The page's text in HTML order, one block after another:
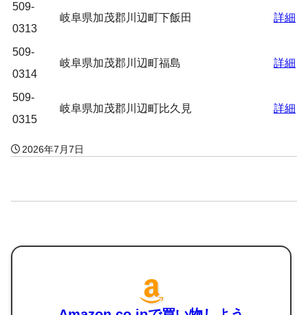
509-
0313
岐阜県加茂郡川辺町下飯田 詳細
509-
0314
岐阜県加茂郡川辺町福島 詳細
509-
0315
岐阜県加茂郡川辺町比久見 詳細
2026年7月7日